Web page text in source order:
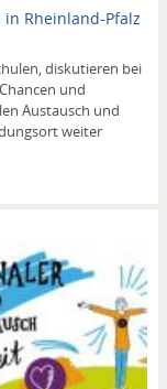
Rheinland-Pfalz
diskutieren bei
und
Austausch und
weiter